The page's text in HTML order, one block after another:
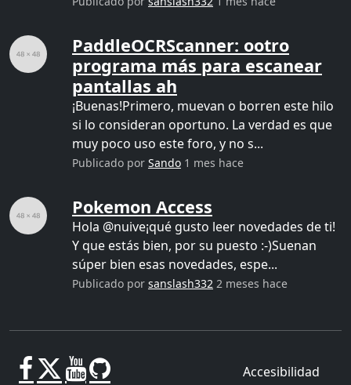
PaddleOCRScanner: ootro
programa más para escanear
pantallas ah
¡Buenas!Primero, muevan o borren este hilo
si lo consideran oportuno. La verdad es que
muy poco uso este foro, y no s...
Publicado por Sando 1 mes hace
Pokemon Access
Hola @nuive¡qué gusto leer novedades de ti!
Y que estás bien, por su puesto :-)Suenan
súper bien esas novedades, espe...
Publicado por sanslash332 2 meses hace
Accesibilidad